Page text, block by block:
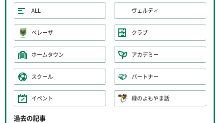
ALL ヴェルディ
ベレーザ クラブ
ホームタウン アカデミー
スクール パートナー
イベント 緑のよもやま話
過去の記事